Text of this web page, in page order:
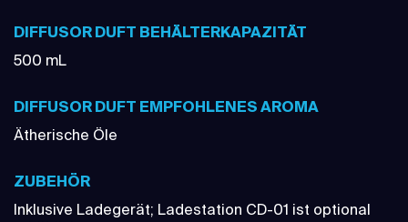
DIFFUSOR DUFT BEHÄLTERKAPAZITÄT
500 mL
DIFFUSOR DUFT EMPFOHLENES AROMA
Ätherische Öle
ZUBEHÖR
Inklusive Ladegerät; Ladestation CD-01 ist optional